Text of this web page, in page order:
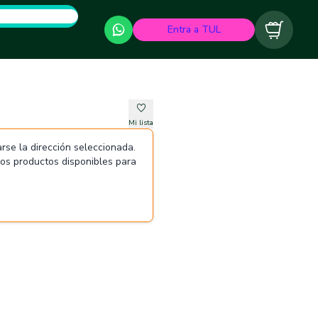
Entra a TUL Carrito
Mi lista
la dirección seleccionada.
productos disponibles para